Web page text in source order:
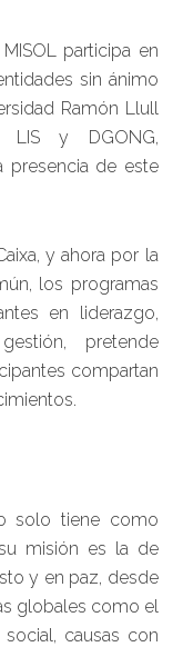
participa en
sin ánimo
Ramón Llull
LIS y DGONG,
presencia de este
y ahora por la
los programas
en liderazgo,
pretende
compartan
solo tiene como
misión es la de
y en paz, desde
globales como el
causas con